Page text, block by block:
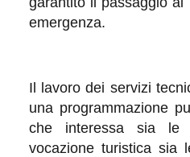
emergenza.
Il lavoro dei servizi
una programmazione
che interessa sia le
vocazione turistica sia